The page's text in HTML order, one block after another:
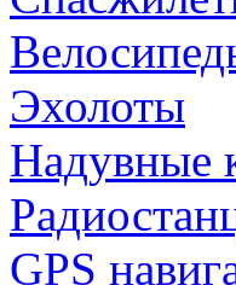
Эхолоты
Надувные
GPS